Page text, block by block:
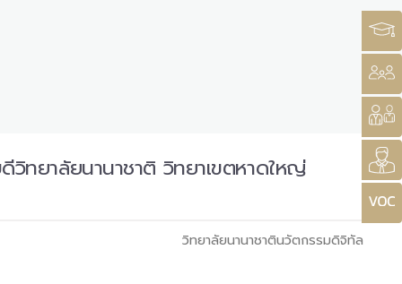
วิทยาลัยนานาชาติ วิทยาเขตหาดใหญ่
วิทยาลัยนานาชาตินวัตกรรมดิจิทัล